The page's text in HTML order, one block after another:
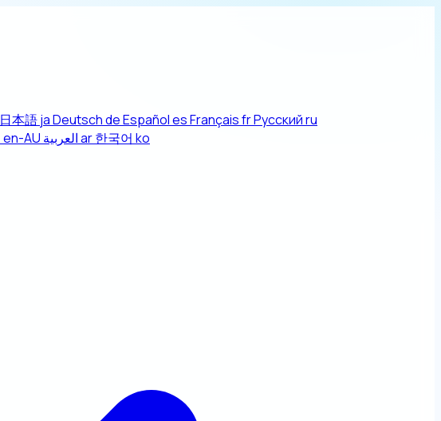
日本語jaDeutschdeEspañolesFrançaisfrРусскийru
en-AU العربيةar한국어 ko